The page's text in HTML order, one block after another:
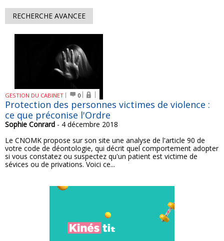
RECHERCHE AVANCEE
GESTION DU CABINET 0
Protection des personnes victimes de violence :
ce que préconise l'Ordre
Sophie Conrard - 4 décembre 2018
Le CNOMK propose sur son site une analyse de l'article 90 de
votre code de déontologie, qui décrit quel comportement adopter
si vous constatez ou suspectez qu'un patient est victime de
sévices ou de privations. Voici ce...